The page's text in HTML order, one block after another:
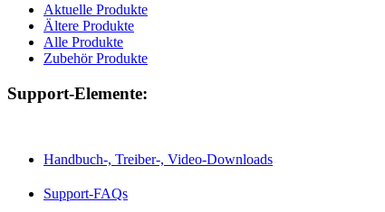
Aktuelle Produkte
Ältere Produkte
Alle Produkte
Zubehör Produkte
Support-Elemente:
Handbuch-, Treiber-, Video-Downloads
Support-FAQs